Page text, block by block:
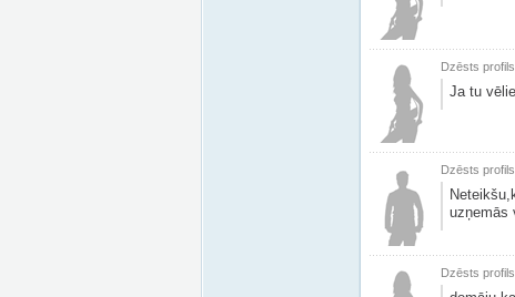
Dzēsts profils
Ja tu
Dzēsts profils
uzņemās
Dzēsts profils